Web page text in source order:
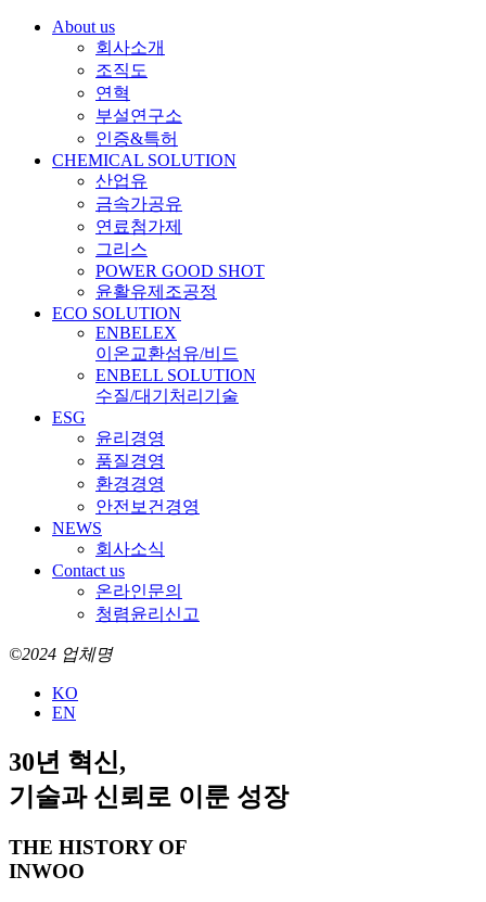
About us
회사소개
조직도
연혁
부설연구소
인증&특허
CHEMICAL SOLUTION
산업유
금속가공유
연료첨가제
그리스
POWER GOOD SHOT
윤활유제조공정
ECO SOLUTION
ENBELEX
이온교환섬유/비드
ENBELL SOLUTION
수질/대기처리기술
ESG
윤리경영
품질경영
환경경영
안전보건경영
NEWS
회사소식
Contact us
온라인문의
청렴윤리신고
©2024 업체명
KO
EN
30년 혁신,
기술과 신뢰로 이룬 성장
THE HISTORY OF
INWOO